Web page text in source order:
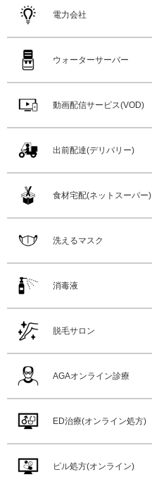
電力会社
ウォーターサーバー
動画配信サービス(VOD)
出前配達(デリバリー)
食材宅配(ネットスーパー)
洗えるマスク
消毒液
脱毛サロン
AGAオンライン診療
ED治療(オンライン処方)
ピル処方(オンライン)